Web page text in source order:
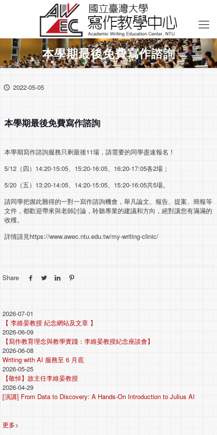
本學期最後免費寫作諮詢
2022-05-05
本學期最後免費寫作諮詢
本學期寫作諮詢服務只剩最後11場，請需要的同學盡速報名！
5/12（四）14:20-15:05、15:20-16:05、16:20-17:05各2場；
5/20（五）13:20-14:05、14:20-15:05、15:20-16:05共5場。
請同學把握此難得的一對一寫作諮詢機會，舉凡論文、報告、提案、簡報等
文件，都歡迎帶來與老師討論，聆聽專業的建議和方向，絕對讓您有滿滿的
收穫。
詳情請見https://www.awec.ntu.edu.tw/my-writing-clinic/
Share
2026-07-01
【 李維晏教授 紀念網站及文章 】
2026-06-09
【寫作教育理念與教學實踐：李維晏教授紀念座談會】
2026-06-08
Writing with AI 服務至 6 月底
2026-05-25
【敬悼】故主任李維晏教授
2026-04-29
[演講] From Data to Discovery: A Hands-On Introduction to Julius AI
更多>